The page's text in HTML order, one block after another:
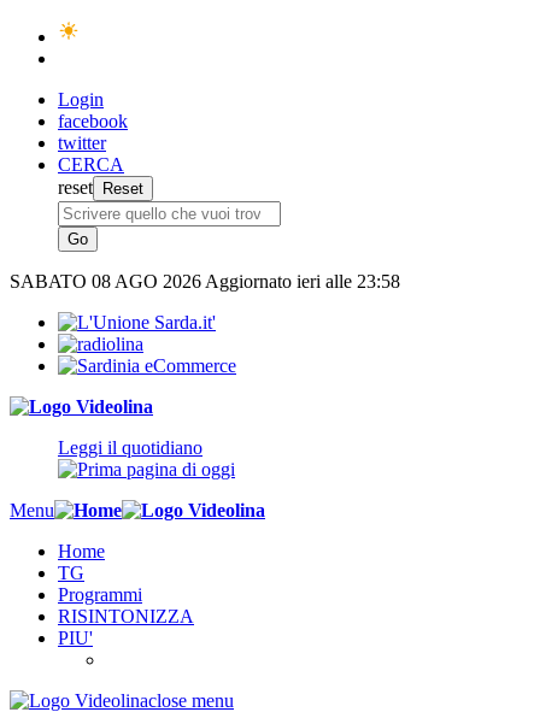
Login
facebook
twitter
CERCA
reset
SABATO 08 AGO 2026 Aggiornato ieri alle 23:58
Leggi il quotidiano
Menu
Home
TG
Programmi
RISINTONIZZA
PIU'
close menu